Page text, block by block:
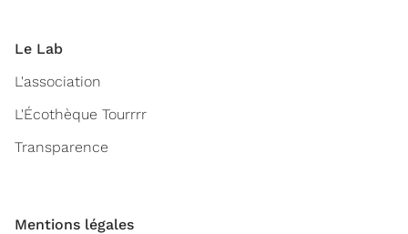
Le Lab
L'association
L'Écothèque Tourrrr
Transparence
Mentions légales